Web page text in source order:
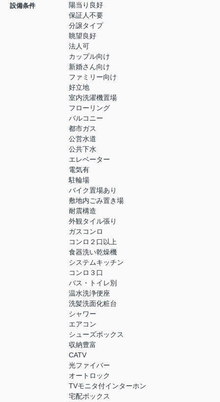
設備条件
陽当り良好
保証人不要
分譲タイプ
眺望良好
法人可
カップル向け
新婚さん向け
ファミリー向け
好立地
室内洗濯機置場
フローリング
バルコニー
都市ガス
公営水道
公共下水
エレベーター
電気有
駐輪場
バイク置場あり
敷地内ごみ置き場
耐震構造
外観タイル張り
ガスコンロ
コンロ２口以上
食器洗い乾燥機
システムキッチン
コンロ３口
バス・トイレ別
温水洗浄便座
洗髪洗面化粧台
シャワー
エアコン
シューズボックス
収納豊富
CATV
光ファイバー
オートロック
TVモニタ付インターホン
宅配ボックス